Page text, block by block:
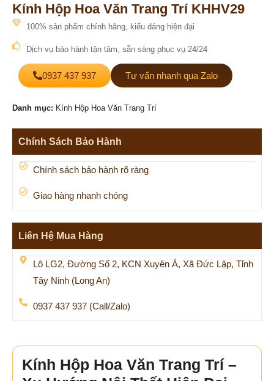
Kính Hộp Hoa Văn Trang Trí KHHV29
100% sản phẩm chính hãng, kiểu dáng hiện đại
Dịch vụ bảo hành tận tâm, sẵn sàng phục vụ 24/24
0937 437 937 Tư vấn nhanh qua Zalo
Danh mục: Kính Hộp Hoa Văn Trang Trí
Chính Sách Bảo Hành
Chính sách bảo hành rõ ràng
Giao hàng nhanh chóng
Liên Hệ Mua Hàng
Lô LG2, Đường Số 2, KCN Xuyên Á, Xã Đức Lập, Tỉnh
Tây Ninh (Long An)
0937 437 937 (Call/Zalo)
Kính Hộp Hoa Văn Trang Trí –